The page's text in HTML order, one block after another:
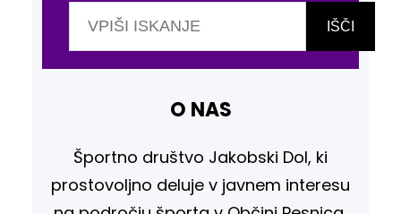
IŠČI
O NAS
Športno društvo Jakobski Dol, ki
prostovoljno deluje v javnem interesu